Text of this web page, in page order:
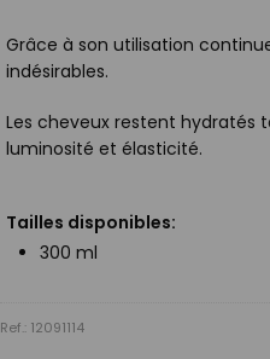
Grâce à son utilisation
indésirables.
Les cheveux restent hydratés
luminosité et élasticité.
Tailles disponibles:
300 ml
Ref.: 12091114